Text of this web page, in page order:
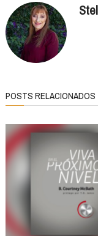
POSTS RELACIONADOS